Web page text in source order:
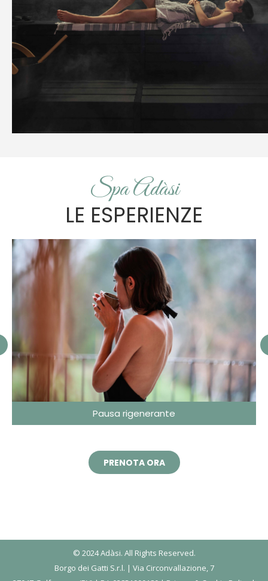
Spa Adàsi
LE ESPERIENZE
Pausa rigenerante
PRENOTA ORA
© 2024 Adàsi. All Rights Reserved.
Borgo dei Gatti S.r.l. | Via Circonvallazione, 7